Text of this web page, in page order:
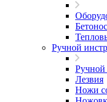
Ручной
Ручной
Лезвия
Ножи